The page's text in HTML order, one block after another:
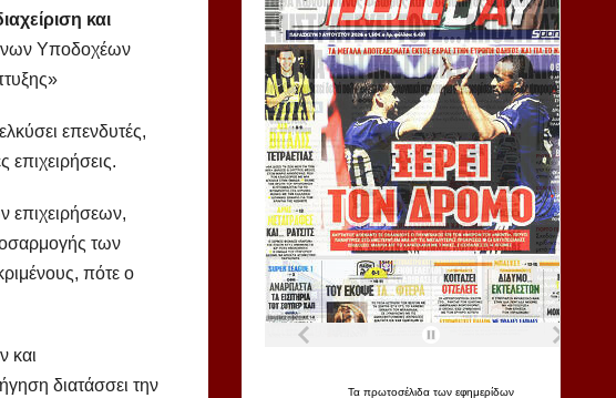
και
Υποδοχέων
επενδυτές,
επιχειρήσεις.
επιχειρήσεων,
των
πότε ο
και
διατάσσει την
Τα πρωτοσέλιδα των εφημερίδων